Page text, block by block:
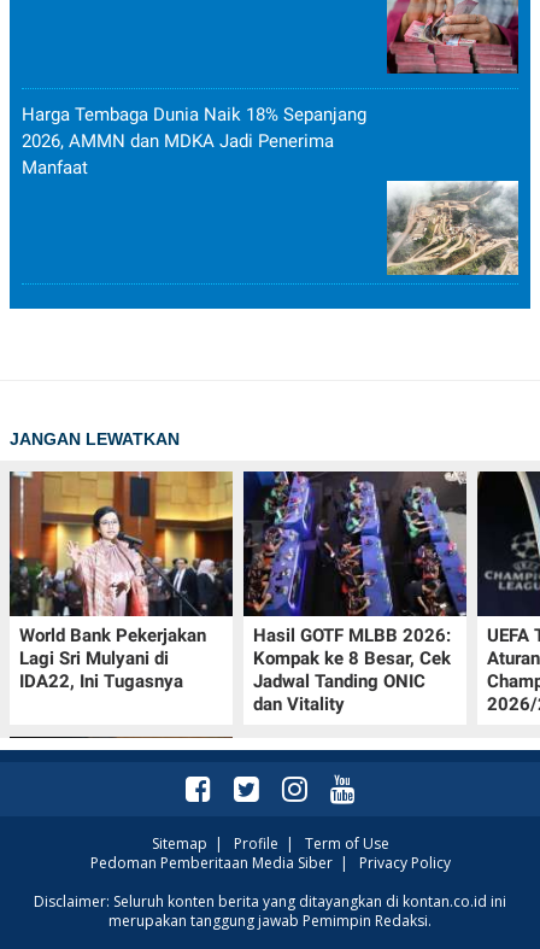
Harga Tembaga Dunia Naik 18% Sepanjang
2026, AMMN dan MDKA Jadi Penerima
Manfaat
JANGAN LEWATKAN
World Bank Pekerjakan
Lagi Sri Mulyani di
IDA22, Ini Tugasnya
Hasil GOTF MLBB 2026:
Kompak ke 8 Besar, Cek
Jadwal Tanding ONIC
dan Vitality
UEFA
2026/
Jadwal Persija vs Arema
FC Perebutan Juara 3
Sitemap | Profile | Term of Use
Pedoman Pemberitaan Media Siber| Privacy Policy
Disclaimer: Seluruh konten berita yang ditayangkan di kontan.co.id ini
merupakan tanggung jawab Pemimpin Redaksi.